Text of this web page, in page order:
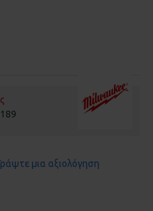
μια αξιολόγηση